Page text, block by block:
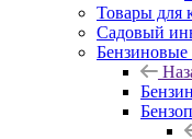
Товары для
Садовый